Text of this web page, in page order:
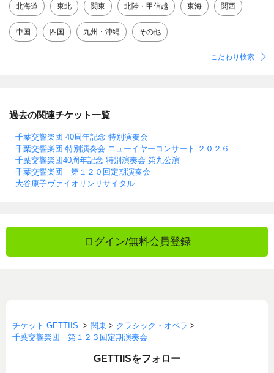
北海道 東北 関東 北陸・甲信越 東海 関西
中国 四国 九州・沖縄 その他
こだわり検索
過去の関連チケット一覧
千葉交響楽団 40周年記念 特別演奏会
千葉交響楽団 特別演奏会 ニューイヤーコンサート ２０２６
千葉交響楽団40周年記念 特別演奏会 第九公演
千葉交響楽団 第１２０回定期演奏会
大谷康子ヴァイオリンリサイタル
ログイン/無料会員登録
チケット GETTIIS > 関東 > クラシック・オペラ >
千葉交響楽団 第１２３回定期演奏会
GETTIISをフォロー